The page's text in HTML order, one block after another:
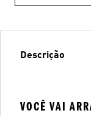
Descrição
VOCÊ VAI